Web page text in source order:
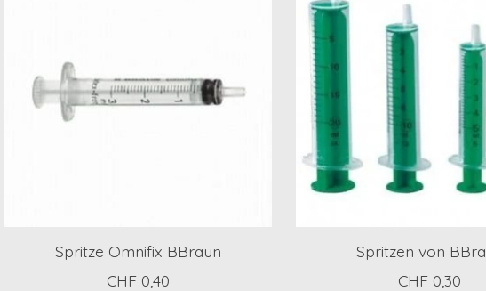
Spritze Omnifix BBraun
CHF 0,40
Spritzen von
CHF 0,30